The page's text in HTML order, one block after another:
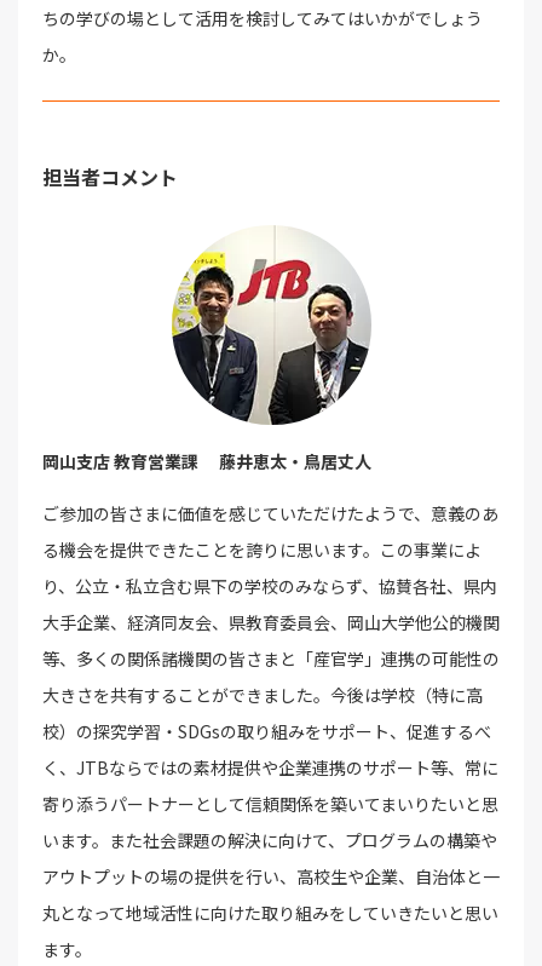
ちの学びの場として活用を検討してみてはいかがでしょう
か。
担当者コメント
岡山支店 教育営業課 藤井恵太・鳥居丈人
ご参加の皆さまに価値を感じていただけたようで、意義のあ
る機会を提供できたことを誇りに思います。この事業によ
り、公立・私立含む県下の学校のみならず、協賛各社、県内
大手企業、経済同友会、県教育委員会、岡山大学他公的機関
等、多くの関係諸機関の皆さまと「産官学」連携の可能性の
大きさを共有することができました。今後は学校（特に高
校）の探究学習・SDGsの取り組みをサポート、促進するべ
く、JTBならではの素材提供や企業連携のサポート等、常に
寄り添うパートナーとして信頼関係を築いてまいりたいと思
います。また社会課題の解決に向けて、プログラムの構築や
アウトプットの場の提供を行い、高校生や企業、自治体と一
丸となって地域活性に向けた取り組みをしていきたいと思い
ます。